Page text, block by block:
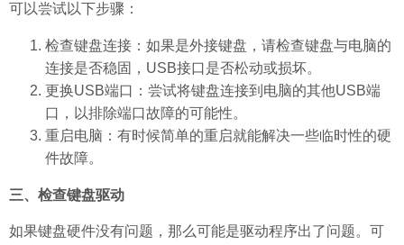
可以尝试以下步骤：
检查键盘连接：如果是外接键盘，请检查键盘与电脑的
连接是否稳固，USB接口是否松动或损坏。
更换USB端口：尝试将键盘连接到电脑的其他USB端
口，以排除端口故障的可能性。
重启电脑：有时候简单的重启就能解决一些临时性的硬
件故障。
三、检查键盘驱动
如果键盘硬件没有问题，那么可能是驱动程序出了问题。可